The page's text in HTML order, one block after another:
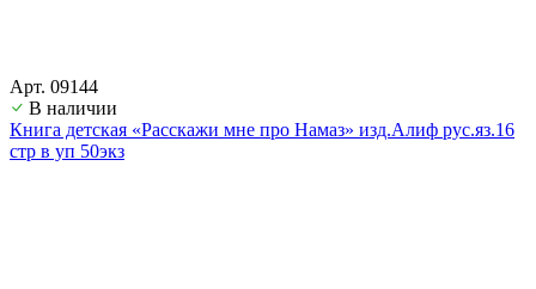
Арт. 09144
В наличии
Книга детская «Расскажи мне про Намаз» изд.Алиф рус.яз.16
стр в уп 50экз